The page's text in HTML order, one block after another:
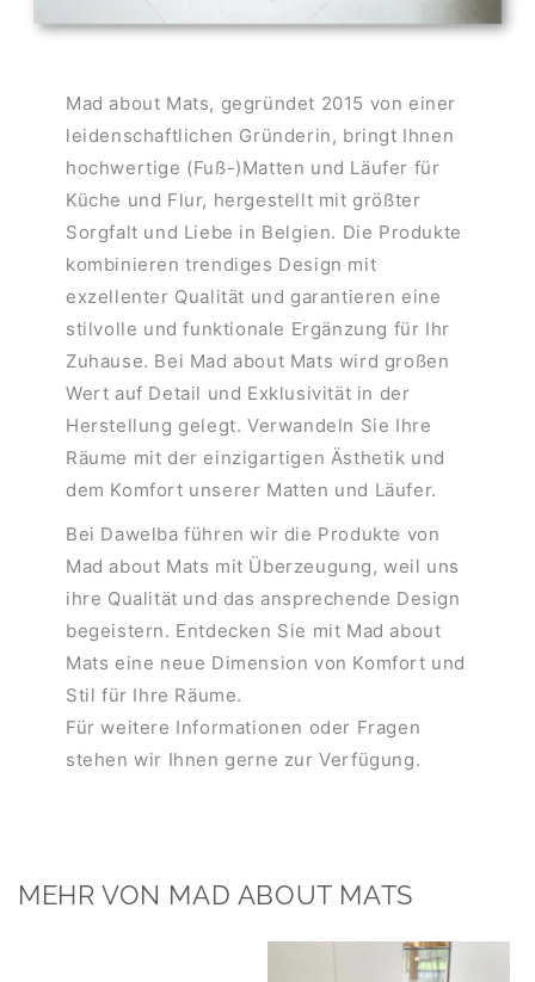
Mad about Mats, gegründet 2015 von einer
leidenschaftlichen Gründerin, bringt Ihnen
hochwertige (Fuß-)Matten und Läufer für
Küche und Flur, hergestellt mit größter
Sorgfalt und Liebe in Belgien. Die Produkte
kombinieren trendiges Design mit
exzellenter Qualität und garantieren eine
stilvolle und funktionale Ergänzung für Ihr
Zuhause. Bei Mad about Mats wird großen
Wert auf Detail und Exklusivität in der
Herstellung gelegt. Verwandeln Sie Ihre
Räume mit der einzigartigen Ästhetik und
dem Komfort unserer Matten und Läufer.
Bei Dawelba führen wir die Produkte von
Mad about Mats mit Überzeugung, weil uns
ihre Qualität und das ansprechende Design
begeistern. Entdecken Sie mit Mad about
Mats eine neue Dimension von Komfort und
Stil für Ihre Räume.
Für weitere Informationen oder Fragen
stehen wir Ihnen gerne zur Verfügung.
MEHR VON MAD ABOUT MATS